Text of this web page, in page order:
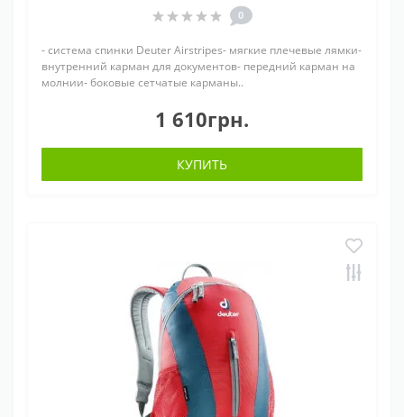
0
- система спинки Deuter Airstripes- мягкие плечевые лямки-
внутренний карман для документов- передний карман на
молнии- боковые сетчатые карманы..
1 610грн.
КУПИТЬ